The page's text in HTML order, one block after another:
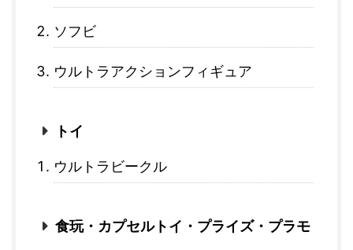
ソフビ
ウルトラアクションフィギュア
トイ
ウルトラビークル
食玩・カプセルトイ・プライズ・プラモ